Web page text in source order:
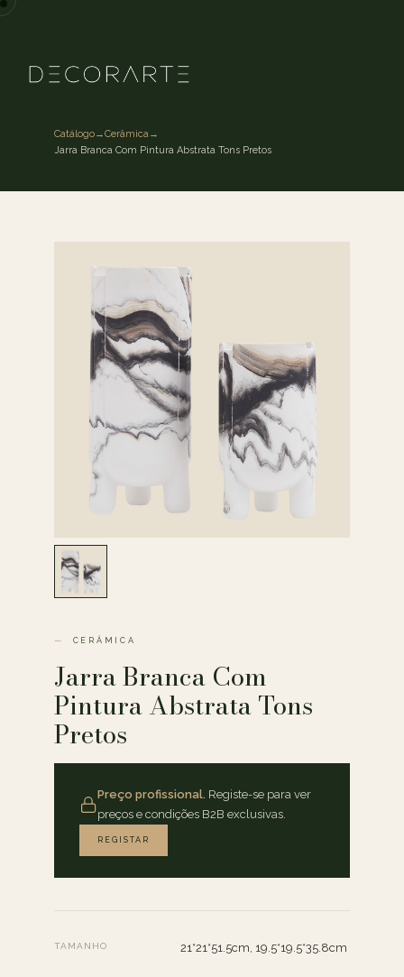
Catálogo→Cerâmica→
Jarra Branca Com Pintura Abstrata Tons Pretos
CERÂMICA
Jarra Branca Com
Pintura Abstrata Tons
Pretos
Preço profissional. Registe-se para ver
preços e condições B2B exclusivas.
REGISTAR
TAMANHO 21*21*51.5cm, 19.5*19.5*35.8cm